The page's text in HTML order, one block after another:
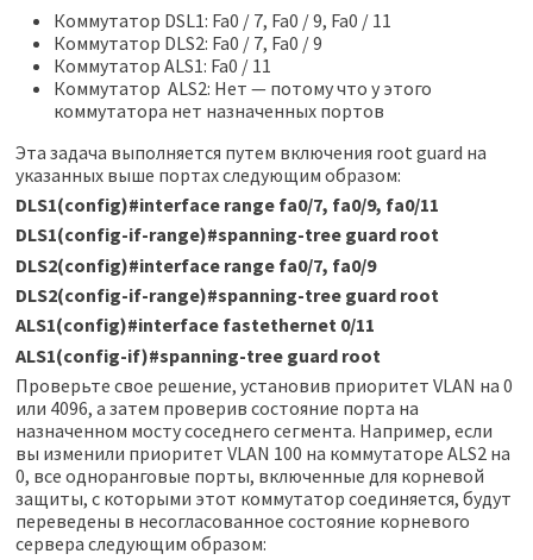
Коммутатор DSL1: Fa0 / 7, Fa0 / 9, Fa0 / 11
Коммутатор DLS2: Fa0 / 7, Fa0 / 9
Коммутатор ALS1: Fa0 / 11
Коммутатор ALS2: Нет — потому что у этого
коммутатора нет назначенных портов
Эта задача выполняется путем включения root guard на
указанных выше портах следующим образом:
DLS1(config)#interface range fa0/7, fa0/9, fa0/11
DLS1(config-if-range)#spanning-tree guard root
DLS2(config)#interface range fa0/7, fa0/9
DLS2(config-if-range)#spanning-tree guard root
ALS1(config)#interface fastethernet 0/11
ALS1(config-if)#spanning-tree guard root
Проверьте свое решение, установив приоритет VLAN на 0
или 4096, а затем проверив состояние порта на
назначенном мосту соседнего сегмента. Например, если
вы изменили приоритет VLAN 100 на коммутаторе ALS2 на
0, все одноранговые порты, включенные для корневой
защиты, с которыми этот коммутатор соединяется, будут
переведены в несогласованное состояние корневого
сервера следующим образом: